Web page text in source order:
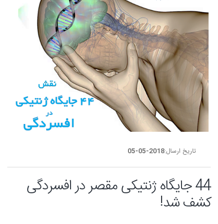
تاریخ ارسال:2018-05-05
44 جایگاه ژنتیکی مقصر در افسردگی
کشف شد!